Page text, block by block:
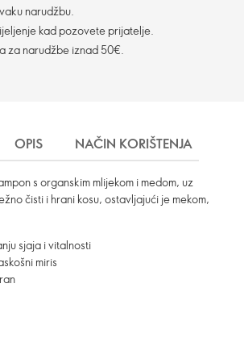
narudžbu.
kad pozovete prijatelje.
za narudžbe iznad 50€.
OPIS NAČIN KORIŠTENJA
s organskim mlijekom i medom, uz
čisti i hrani kosu, ostavljajući je mekom,
sjaja i vitalnosti
miris